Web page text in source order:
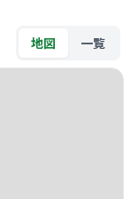
地図 一覧